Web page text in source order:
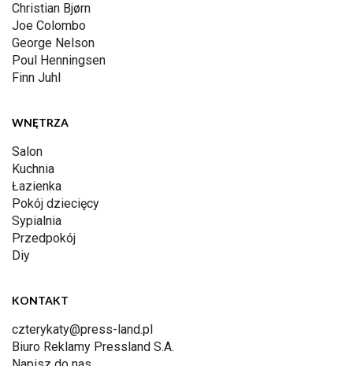
Christian Bjørn
Joe Colombo
George Nelson
Poul Henningsen
Finn Juhl
WNĘTRZA
Salon
Kuchnia
Łazienka
Pokój dziecięcy
Sypialnia
Przedpokój
Diy
KONTAKT
czterykaty@press-land.pl
Biuro Reklamy Pressland S.A.